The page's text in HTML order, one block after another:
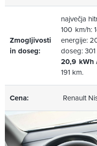
Zmogljivosti
in doseg:
največja
100 km/h:
energije:
doseg:
20,9 kWh
191 km.
Cena: Renault